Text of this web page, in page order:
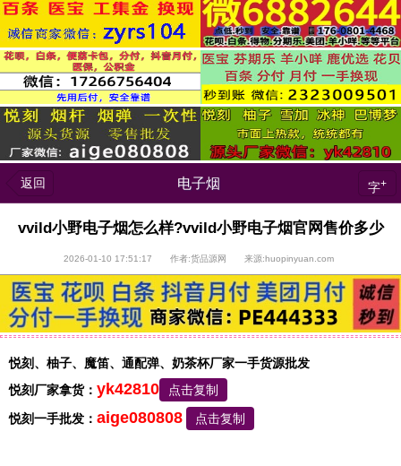
返回 电子烟 字+
vvild小野电子烟怎么样?vvild小野电子烟官网售价多少
2026-01-10 17:51:17 作者:货品源网 来源:huopinyuan.com
悦刻、柚子、魔笛、通配弹、奶茶杯厂家一手货源批发
悦刻厂家拿货： yk42810
点击复制
悦刻一手批发： aige080808 点击复制